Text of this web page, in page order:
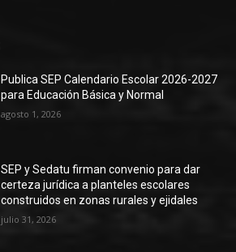
Publica SEP Calendario Escolar 2026-2027
para Educación Básica y Normal
agosto 1, 2026
SEP y Sedatu firman convenio para dar
certeza jurídica a planteles escolares
construidos en zonas rurales y ejidales
julio 31, 2026